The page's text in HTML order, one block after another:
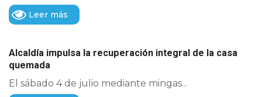
Leer más
Alcaldía impulsa la recuperación integral de la casa
quemada
El sábado 4 de julio mediante mingas...